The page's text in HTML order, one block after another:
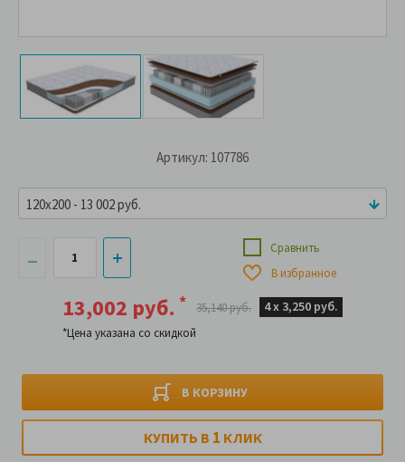
Артикул: 107786
13,002 руб. *
*Цена указана со скидкой
35,140 руб. 4 х 3,250 руб.
В КОРЗИНУ
Сравнить
В избранное
КУПИТЬ В 1 КЛИК
120x200 - 13 002 руб.